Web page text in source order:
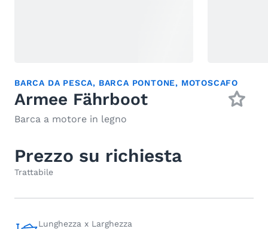
BARCA DA PESCA, BARCA PONTONE, MOTOSCAFO
Armee Fährboot
Barca a motore in legno
Prezzo su richiesta
Trattabile
Lunghezza x Larghezza